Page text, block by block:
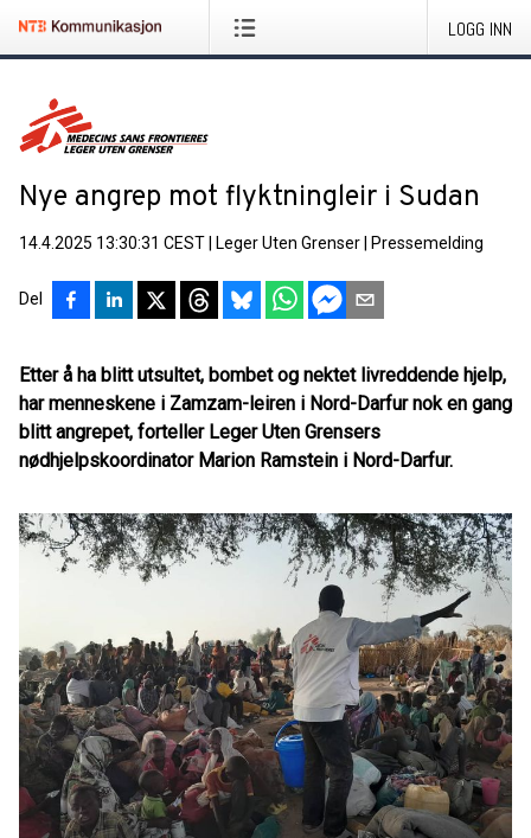
LOGG INN
Nye angrep mot flyktningleir i Sudan
14.4.2025 13:30:31 CEST Leger Uten Grenser Pressemelding
Del
Etter å ha blitt utsultet, bombet og nektet livreddende hjelp,
har menneskene i Zamzam-leiren i Nord-Darfur nok en gang
blitt angrepet, forteller Leger Uten Grensers
nødhjelpskoordinator Marion Ramstein i Nord-Darfur.